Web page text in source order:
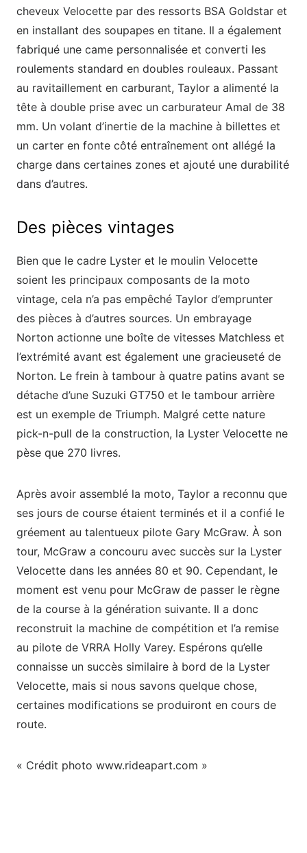
cheveux Velocette par des ressorts BSA Goldstar et
en installant des soupapes en titane. Il a également
fabriqué une came personnalisée et converti les
roulements standard en doubles rouleaux. Passant
au ravitaillement en carburant, Taylor a alimenté la
tête à double prise avec un carburateur Amal de 38
mm. Un volant d’inertie de la machine à billettes et
un carter en fonte côté entraînement ont allégé la
charge dans certaines zones et ajouté une durabilité
dans d’autres.
Des pièces vintages
Bien que le cadre Lyster et le moulin Velocette
soient les principaux composants de la moto
vintage, cela n’a pas empêché Taylor d’emprunter
des pièces à d’autres sources. Un embrayage
Norton actionne une boîte de vitesses Matchless et
l’extrémité avant est également une gracieuseté de
Norton. Le frein à tambour à quatre patins avant se
détache d’une Suzuki GT750 et le tambour arrière
est un exemple de Triumph. Malgré cette nature
pick-n-pull de la construction, la Lyster Velocette ne
pèse que 270 livres.
Après avoir assemblé la moto, Taylor a reconnu que
ses jours de course étaient terminés et il a confié le
gréement au talentueux pilote Gary McGraw. À son
tour, McGraw a concouru avec succès sur la Lyster
Velocette dans les années 80 et 90. Cependant, le
moment est venu pour McGraw de passer le règne
de la course à la génération suivante. Il a donc
reconstruit la machine de compétition et l’a remise
au pilote de VRRA Holly Varey. Espérons qu’elle
connaisse un succès similaire à bord de la Lyster
Velocette, mais si nous savons quelque chose,
certaines modifications se produiront en cours de
route.
« Crédit photo www.rideapart.com »